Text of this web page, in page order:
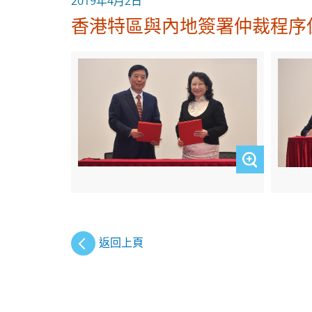
香港特區與內地簽署仲裁程
返回上頁